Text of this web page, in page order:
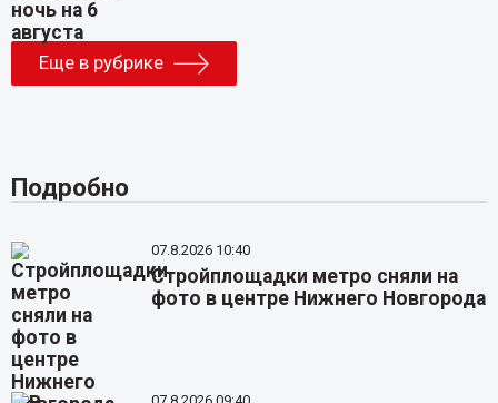
Еще в рубрике
Подробно
07.8.2026 10:40
Стройплощадки метро сняли на
фото в центре Нижнего Новгорода